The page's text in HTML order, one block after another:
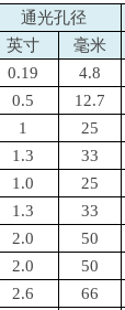
通光孔径
英寸 毫米
0.19 4.8
0.5 12.7
1 25
1.3 33
1.0 25
1.3 33
2.0 50
2.0 50
2.6 66